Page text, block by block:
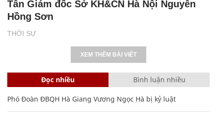
THỜI SỰ
Tân Giám đốc Sở KH&CN Hà Nội Nguyễn
Hồng Sơn
XEM THÊM BÀI VIẾT
Đọc nhiều Bình luận nhiều
Phó Đoàn ĐBQH Hà Giang Vương Ngọc Hà bị kỷ luật